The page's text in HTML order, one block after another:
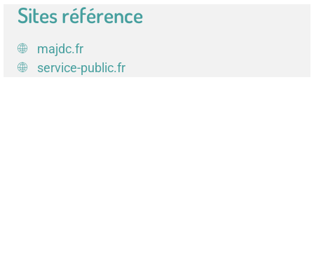
Sites référence
majdc.fr
service-public.fr